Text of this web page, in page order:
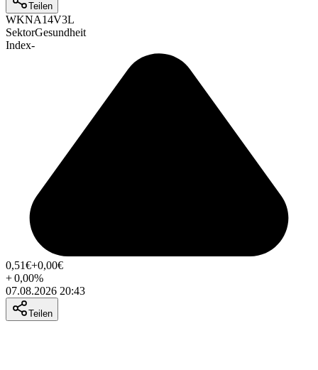
Teilen
WKNA14V3L
SektorGesundheit
Index-
0,51€+0,00€
+0,00%
07.08.2026 20:43
Teilen